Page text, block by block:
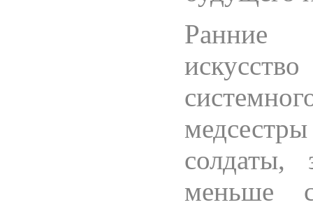
Ранние
солдаты,
меньше